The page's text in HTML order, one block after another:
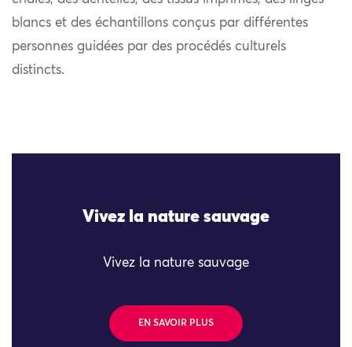
blancs et des échantillons conçus par différentes
personnes guidées par des procédés culturels
distincts.
Vivez la nature sauvage
Vivez la nature sauvage
EN SAVOIR PLUS